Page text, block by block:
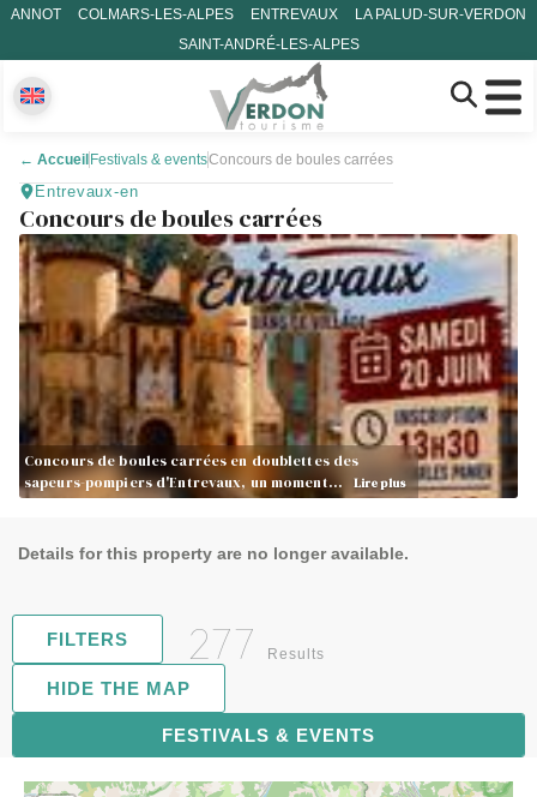
ANNOT COLMARS-LES-ALPES ENTREVAUX
LA PALUD-SUR-VERDON
SAINT-ANDRÉ-LES-ALPES
← Accueil Festivals & eventsConcours de boules carrées
Entrevaux-en
Concours de boules carrées
Concours de boules carrées en doublettes des
sapeurs-pompiers d'Entrevaux, un moment…
Lire plus
Details for this property are no longer available.
FILTERS 277 Results
FESTIVALS & EVENTS
HIDE THE MAP
72